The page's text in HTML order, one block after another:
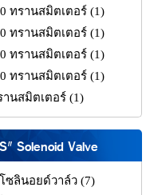
ทรานสมิตเตอร์ (1)
ทรานสมิตเตอร์ (1)
ทรานสมิตเตอร์ (1)
ทรานสมิตเตอร์ (1)
านสมิตเตอร์ (1)
Solenoid Valve
ซลินอยด์วาล์ว (7)